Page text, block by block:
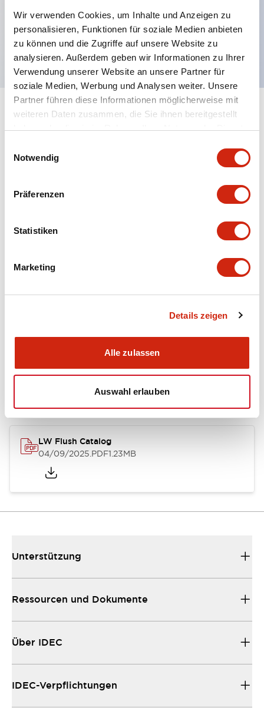
Wir verwenden Cookies, um Inhalte und Anzeigen zu
personalisieren, Funktionen für soziale Medien anbieten
zu können und die Zugriffe auf unsere Website zu
analysieren. Außerdem geben wir Informationen zu Ihrer
Verwendung unserer Website an unsere Partner für
soziale Medien, Werbung und Analysen weiter. Unsere
Partner führen diese Informationen möglicherweise mit
weiteren Daten zusammen, die Sie ihnen bereitgestellt
haben oder die sie im Rahmen Ihrer Nutzung der Dienste
Notwendig
Präferenzen
Statistiken
Marketing
Details zeigen
Alle zulassen
Auswahl erlauben
eine hochsichere Stiftzuhaltungsstruktur
Schutzart IP65 (IEC60529)
Spezifikationen Alle erweitern
portion)
Dokumente und Dateien
Kataloge & Broschüren Genehmigungen & Standards
LW Flush Catalog
04/09/2025.PDF1.23MB
Unterstützung
Ressourcen und Dokumente
Über IDEC
IDEC-Verpflichtungen